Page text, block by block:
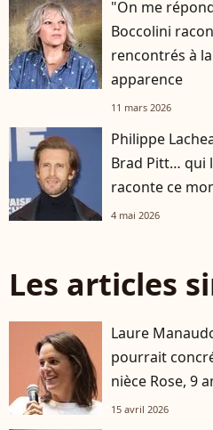
"On me
Boccolini
rencontrés à
apparence
11 mars 2026
Philippe
Brad Pitt… qui
raconte ce
4 mai 2026
Les articles
Laure
pourrait
nièce Rose, 9
15 avril 2026